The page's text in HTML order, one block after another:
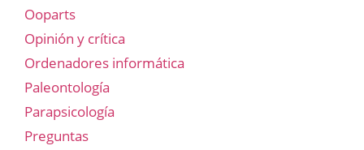
Ooparts
Opinión y crítica
Ordenadores informática
Paleontología
Parapsicología
Preguntas